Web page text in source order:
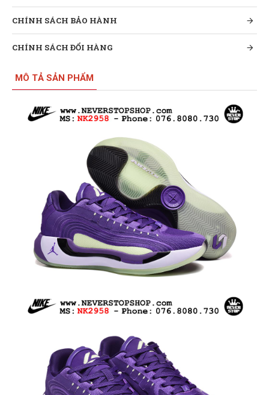
CHÍNH SÁCH BẢO HÀNH
CHÍNH SÁCH ĐỔI HÀNG
MÔ TẢ SẢN PHẨM